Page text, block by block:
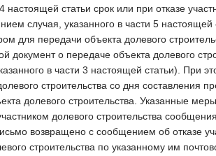
статьи срок или при отказе
случая, указанного в части 5
для передачи объекта долевого
документ о передаче объекта долевого
в части 3 настоящей статьи). При
строительства со дня составления
долевого строительства. Указанные
долевого строительства
возвращено с сообщением об отказе
строительства по указанному им